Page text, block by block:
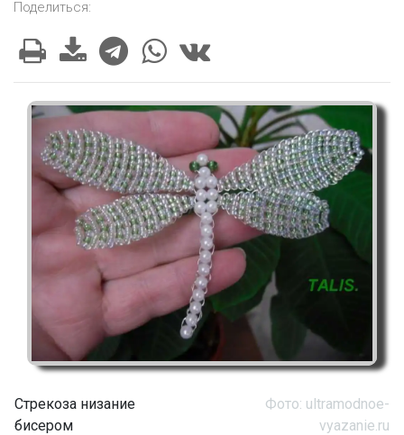
Поделиться:
Стрекоза низание
бисером
Фото: ultramodnoe-
vyazanie.ru